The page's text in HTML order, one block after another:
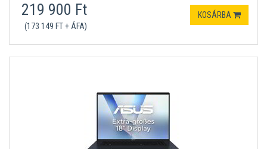
219 900 Ft
(173 149 FT + ÁFA)
KOSÁRBA